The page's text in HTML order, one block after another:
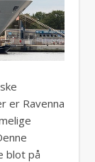
er Ravenna
blot på